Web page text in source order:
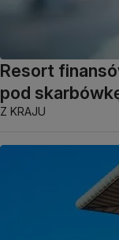
Resort
pod
Z KRAJU